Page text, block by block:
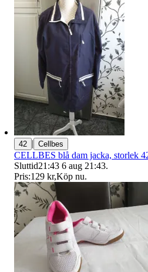
42 | Cellbes
CELLBES blå dam jacka, storlek
Sluttid21:43 6 aug 21:43.
Pris:129 kr,Köp nu.